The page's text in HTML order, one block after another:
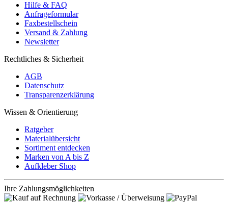
Hilfe & FAQ
Anfrageformular
Faxbestellschein
Versand & Zahlung
Newsletter
Rechtliches & Sicherheit
AGB
Datenschutz
Transparenzerklärung
Wissen & Orientierung
Ratgeber
Materialübersicht
Sortiment entdecken
Marken von A bis Z
Aufkleber Shop
Ihre Zahlungsmöglichkeiten